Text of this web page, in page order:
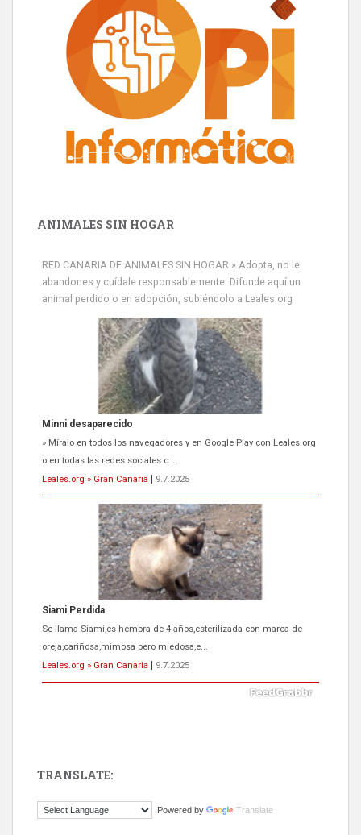
ANIMALES SIN HOGAR
RED CANARIA DE ANIMALES SIN HOGAR » Adopta, no le
abandones y cuídale responsablemente. Difunde aquí un
animal perdido o en adopción, subiéndolo a Leales.org
» Míralo en todos los navegadores y en Google Play con Leales.org
o en todas las redes sociales c...
Leales.org » Gran Canaria | 9.7.2025
Siami Perdida
Se llama Siami,es hembra de 4 años,esterilizada con marca de
oreja,cariñosa,mimosa pero miedosa,e...
Leales.org » Gran Canaria | 9.7.2025
ADOPCIÓN URGENTE GATA TEROR GRAN CANARIA
El ayuntamiento se va a llevar a Los Gatos callejeros de la zona los
próximos días, ella incluida...
Leales.org » Gran Canaria | 9.7.2025
Gato manso encontrado
Este gato macho ha aparecido en la calle hace menos de un mes,
TRANSLATE:
Powered by Translate